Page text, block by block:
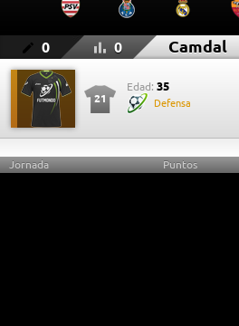
0 0 Camdal
21
Edad: 35
Defensa
Jornada Puntos